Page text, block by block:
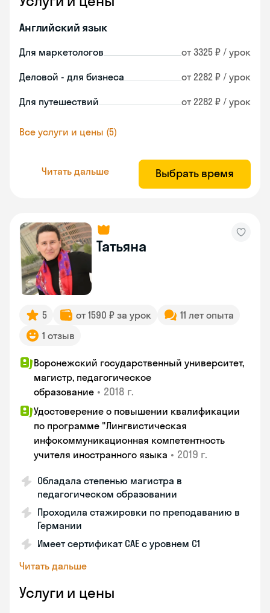
Английский язык
Для маркетологов от 3325 ₽ / урок
Деловой - для бизнеса от 2282 ₽ / урок
Для путешествий от 2282 ₽ / урок
Все услуги и цены (5)
Читать дальше Выбрать время
Татьяна
5 от 1590 ₽ за урок
11 лет опыта
1 отзыв
Воронежский государственный университет,
магистр, педагогическое
образование • 2018 г.
Удостоверение о повышении квалификации
по программе "Лингвистическая
инфокоммуникационная компетентность
учителя иностранного языка • 2019 г.
Обладала степенью магистра в
педагогическом образовании
Проходила стажировки по преподаванию в
Германии
Имеет сертификат САЕ с уровнем С1
Читать дальше
Услуги и цены